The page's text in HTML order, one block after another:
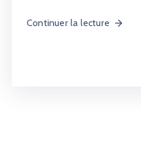
Continuer la lecture